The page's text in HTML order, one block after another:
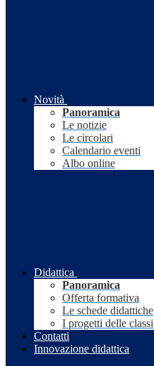
Novità
Panoramica
Le notizie
Le circolari
Calendario eventi
Albo online
Didattica
Panoramica
Offerta formativa
Le schede didattiche
I progetti delle classi
Contatti
Innovazione didattica